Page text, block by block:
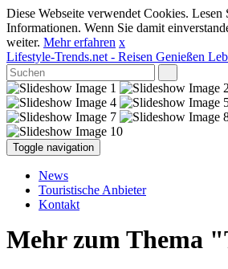
Diese Webseite verwendet Cookies. Lesen
Informationen. Wenn Sie damit
weiter. Mehr erfahren x
Lifestyle-Trends.net - Reisen Genießen
Toggle navigation
News
Touristische Anbieter
Kontakt
Mehr zum Thema